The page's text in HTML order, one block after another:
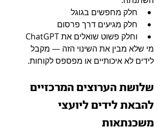
חלק מחפשים בגוגל
חלק מגיעים דרך פרסום
וחלק פשוט שואלים את ChatGPT
מי שלא מבין את השינוי הזה — מקבל
לידים לא איכותיים או מפספס לקוחות.
שלושת הערוצים המרכזיים
להבאת לידים ליועצי
משכנתאות